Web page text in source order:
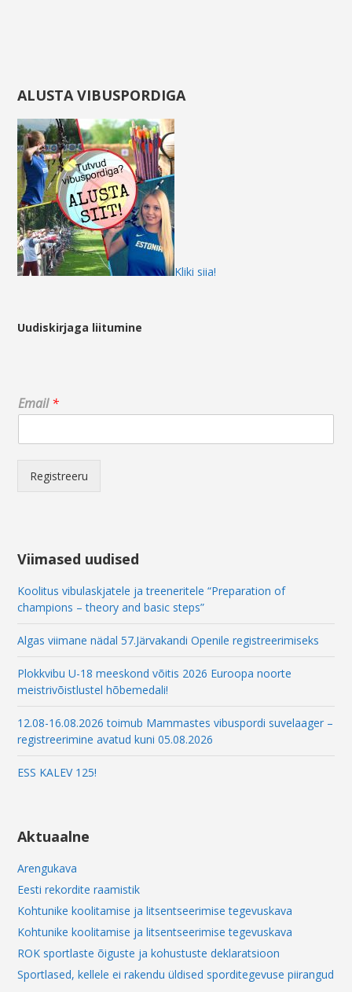
ALUSTA VIBUSPORDIGA
Kliki siia!
Uudiskirjaga liitumine
*
*
Email*
Registreeru
Viimased uudised
Koolitus vibulaskjatele ja treeneritele “Preparation of
champions – theory and basic steps”
Algas viimane nädal 57.Järvakandi Openile registreerimiseks
Plokkvibu U-18 meeskond võitis 2026 Euroopa noorte
meistrivõistlustel hõbemedali!
12.08-16.08.2026 toimub Mammastes vibuspordi suvelaager –
registreerimine avatud kuni 05.08.2026
ESS KALEV 125!
Aktuaalne
Arengukava
Eesti rekordite raamistik
Kohtunike koolitamise ja litsentseerimise tegevuskava
Kohtunike koolitamise ja litsentseerimise tegevuskava
ROK sportlaste õiguste ja kohustuste deklaratsioon
Sportlased, kellele ei rakendu üldised sporditegevuse piirangud